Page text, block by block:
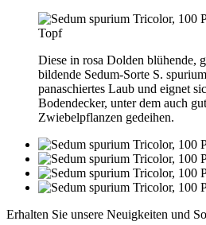
Diese in rosa Dolden blühende,
bildende Sedum-Sorte S.
panaschiertes Laub und eignet
Bodendecker, unter dem auch
Zwiebelpflanzen gedeihen.
Erhalten Sie unsere Neuigkeiten und